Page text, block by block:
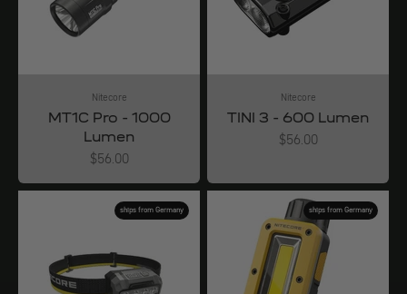
Nitecore
MT1C Pro - 1000
Lumen
Angebot
$56.00
Nitecore
TINI 3 - 600 Lumen
Angebot
$56.00
ships from Germany ships from Germany